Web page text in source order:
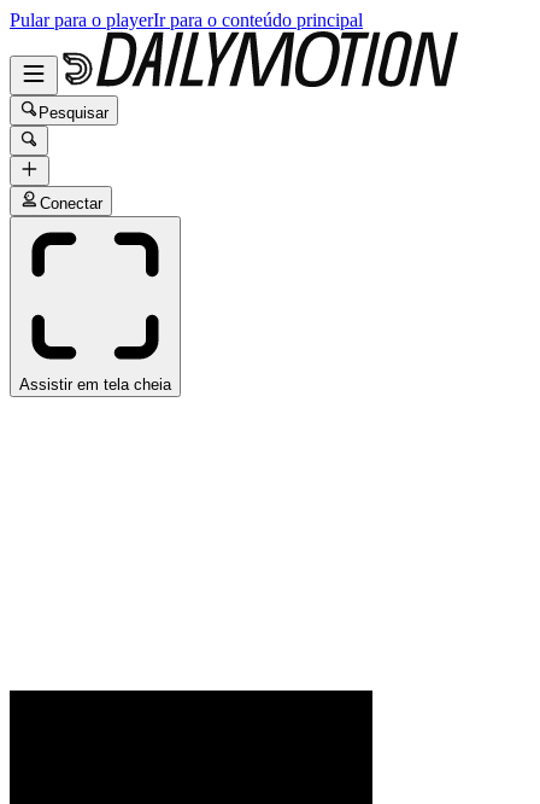
Pular para o playerIr para o conteúdo principal
Pesquisar
Conectar
Assistir em tela cheia